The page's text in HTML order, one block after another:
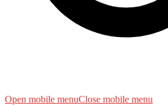
Open mobile menuClose mobile menu